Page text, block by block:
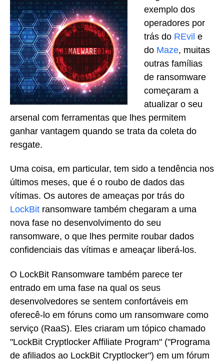
exemplo dos
operadores por
trás do REvil e
do Maze, muitas
outras famílias
de ransomware
começaram a
atualizar o seu
arsenal com ferramentas que lhes permitem
ganhar vantagem quando se trata da coleta do
resgate.
Uma coisa, em particular, tem sido a tendência nos
últimos meses, que é o roubo de dados das
vítimas. Os autores de ameaças por trás do
LockBit ransomware também chegaram a uma
nova fase no desenvolvimento do seu
ransomware, o que lhes permite roubar dados
confidenciais das vítimas e ameaçar liberá-los.
O LockBit Ransomware também parece ter
entrado em uma fase na qual os seus
desenvolvedores se sentem confortáveis em
oferecê-lo em fóruns como um ransomware como
serviço (RaaS). Eles criaram um tópico chamado
"LockBit Cryptlocker Affiliate Program" ("Programa
de afiliados ao LockBit Cryptlocker") em um fórum